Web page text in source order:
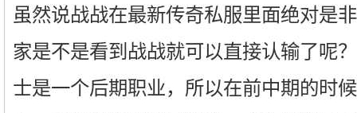
虽然说战战在最新传奇私服里面绝对是
家是不是看到战战就可以直接认输了呢
士是一个后期职业，所以在前中期的时